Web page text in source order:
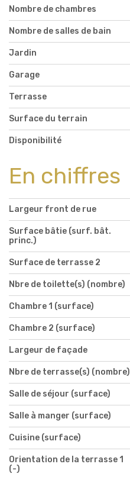
Nombre de chambres
Nombre de salles de bain
Jardin
Garage
Terrasse
Surface du terrain
Disponibilité
En chiffres
Largeur front de rue
Surface bâtie (surf. bât.
princ.)
Surface de terrasse 2
Nbre de toilette(s) (nombre)
Chambre 1 (surface)
Chambre 2 (surface)
Largeur de façade
Nbre de terrasse(s) (nombre)
Salle de séjour (surface)
Salle à manger (surface)
Cuisine (surface)
Orientation de la terrasse 1
(-)